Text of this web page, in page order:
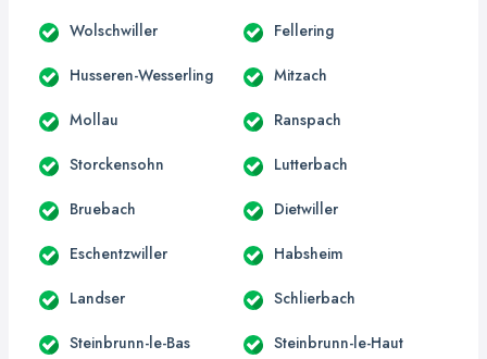
Wolschwiller Fellering
Husseren-Wesserling Mitzach
Mollau Ranspach
Storckensohn Lutterbach
Bruebach Dietwiller
Eschentzwiller Habsheim
Landser Schlierbach
Steinbrunn-le-Bas Steinbrunn-le-Haut